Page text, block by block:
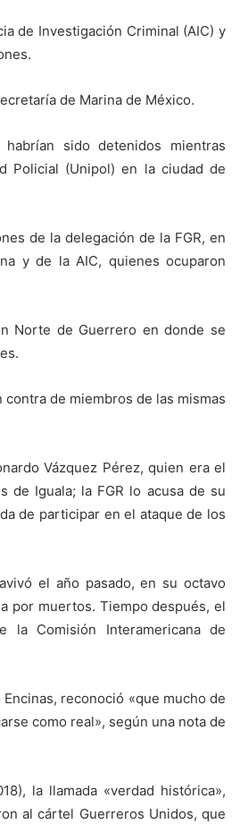
de Investigación Criminal (AIC) y
de Marina de México.
sido detenidos mientras
Policial (Unipol) en la ciudad de
de la delegación de la FGR, en
y de la AIC, quienes ocuparon
Norte de Guerrero en donde se
de miembros de las mismas
Vázquez Pérez, quien era el
de Iguala; la FGR lo acusa de su
de participar en el ataque de los
el año pasado, en su octavo
por muertos. Tiempo después, el
la Comisión Interamericana de
reconoció «que mucho de
como real», según una nota de
la llamada «verdad histórica»,
al cártel Guerreros Unidos, que